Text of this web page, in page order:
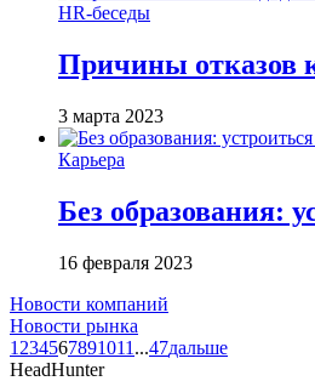
HR-беседы
Причины отказов
3 марта 2023
Карьера
Без образования:
16 февраля 2023
Новости компаний
Новости рынка
1 234567891011 ...47дальше
HeadHunter